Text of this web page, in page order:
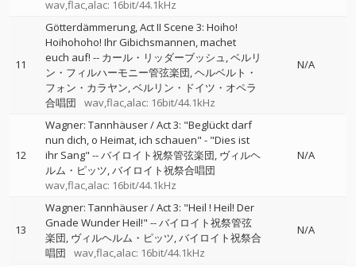
wav,flac,alac: 16bit/44.1kHz
11
Götterdämmerung, Act II Scene 3: Hoiho!
Hoihohoho! Ihr Gibichsmannen, machet
euch auf! -- カール・リッダーブッシュ ベルリ
ン・フィルハーモニー管弦楽団 ヘルベルト・
フォン・カラヤン ベルリン・ドイツ・オペラ
合唱団
wav,flac,alac: 16bit/44.1kHz
N/A
12
Wagner: Tannhäuser / Act 3: "Beglückt darf
nun dich, o Heimat, ich schauen" - "Dies ist
ihr Sang" --バイロイト祝祭管弦楽団 ヴィルヘ
ルム・ピッツ バイロイト祝祭合唱団
wav,flac,alac: 16bit/44.1kHz
N/A
13
Wagner: Tannhäuser / Act 3: "Heil ! Heil! Der
Gnade Wunder Heil!" --バイロイト祝祭管弦
楽団 ヴィルヘルム・ピッツ バイロイト祝祭合
唱団
wav,flac,alac: 16bit/44.1kHz
N/A